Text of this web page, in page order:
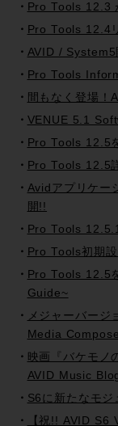
Pro Tools 12.3
Pro Tools 12.4
AVID / System5
Pro Tools
間もなく登場
VENUE 5.1
Pro Tools 12.5
Pro Tools 12.5
Avidアプリケー
開!!
Pro Tools
Pro Tools初期
Pro Tools 12.5
Guide~
メジャーバージ
Media
映画『バケモノ
AVID Music
S6に新たなモ
【祝!! AVID S6